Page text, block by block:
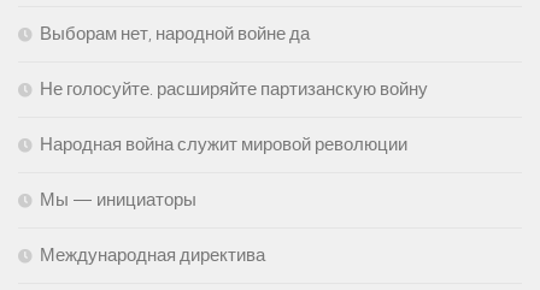
Выборам нет, народной войне да
Не голосуйте. расширяйте партизанскую войну
Народная война служит мировой революции
Мы — инициаторы
Международная директива